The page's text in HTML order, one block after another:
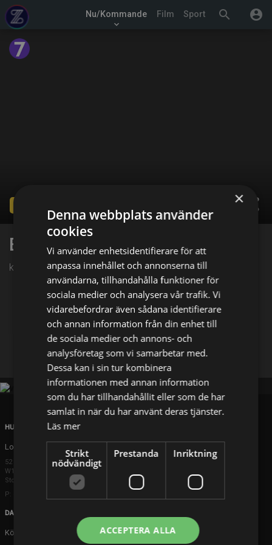
search account_circle
Nu/Kommande
keyboard_arrow_down
Film Sport
share
En plats i solen
kl. 14:00 på Sjuan
Facebook X
HUVUDKONTOR
London
52 Brook Street
W1K 5DS London
Storbritannien
P: +44 203 608 8181
DANMARK
Köpenhamn
×
Denna webbplats använder
cookies
Vi använder enhetsidentifierare för att
anpassa innehållet och annonserna till
användarna, tillhandahålla funktioner för
sociala medier och analysera vår trafik. Vi
vidarebefordrar även sådana identifierare
och annan information från din enhet till
de sociala medier och annons- och
analysföretag som vi samarbetar med.
Dessa kan i sin tur kombinera
informationen med annan information
som du har tillhandahållit eller som de har
samlat in när du har använt deras tjänster.
Läs mer
Strikt
nödvändigt
Prestanda Inriktning
ACCEPTERA ALLA